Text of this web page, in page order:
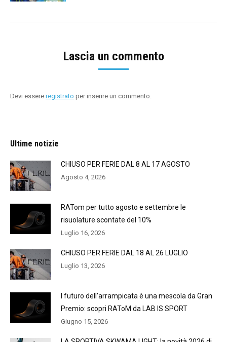
Lascia un commento
Devi essere registrato per inserire un commento.
Ultime notizie
CHIUSO PER FERIE DAL 8 AL 17 AGOSTO
Agosto 4, 2026
RATom per tutto agosto e settembre le
risuolature scontate del 10%
Luglio 16, 2026
CHIUSO PER FERIE DAL 18 AL 26 LUGLIO
Luglio 13, 2026
l futuro dell’arrampicata è una mescola da Gran
Premio: scopri RAToM da LAB IS SPORT
Giugno 15, 2026